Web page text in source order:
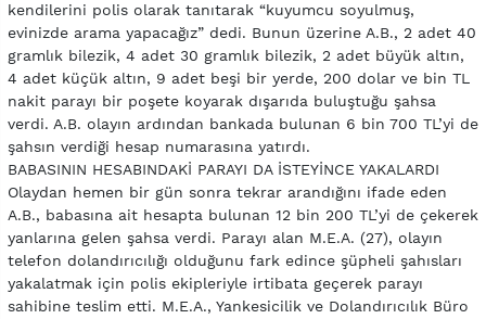
kendilerini polis olarak tanıtarak “kuyumcu soyulmuş,
evinizde arama yapacağız” dedi. Bunun üzerine A.B., 2 adet 40
gramlık bilezik, 4 adet 30 gramlık bilezik, 2 adet büyük altın,
4 adet küçük altın, 9 adet beşi bir yerde, 200 dolar ve bin TL
nakit parayı bir poşete koyarak dışarıda buluştuğu şahsa
verdi. A.B. olayın ardından bankada bulunan 6 bin 700 TL’yi de
şahsın verdiği hesap numarasına yatırdı.
BABASININ HESABINDAKİ PARAYI DA İSTEYİNCE YAKALARDI
Olaydan hemen bir gün sonra tekrar arandığını ifade eden
A.B., babasına ait hesapta bulunan 12 bin 200 TL’yi de çekerek
yanlarına gelen şahsa verdi. Parayı alan M.E.A. (27), olayın
telefon dolandırıcılığı olduğunu fark edince şüpheli şahısları
yakalatmak için polis ekipleriyle irtibata geçerek parayı
sahibine teslim etti. M.E.A., Yankesicilik ve Dolandırıcılık Büro